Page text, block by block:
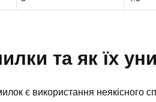
та як їх
є використання неякісного